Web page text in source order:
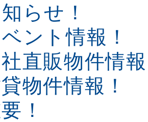
らせ！
ベント情報！
社直販物件情
貸物件情報！
！